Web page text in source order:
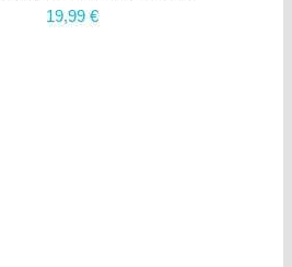
19,99 €